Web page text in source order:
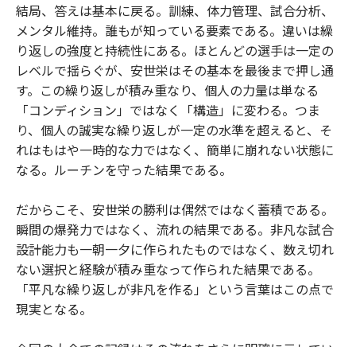
結局、答えは基本に戻る。訓練、体力管理、試合分析、
メンタル維持。誰もが知っている要素である。違いは繰
り返しの強度と持続性にある。ほとんどの選手は一定の
レベルで揺らぐが、安世栄はその基本を最後まで押し通
す。この繰り返しが積み重なり、個人の力量は単なる
「コンディション」ではなく「構造」に変わる。つま
り、個人の誠実な繰り返しが一定の水準を超えると、そ
れはもはや一時的な力ではなく、簡単に崩れない状態に
なる。ルーチンを守った結果である。
だからこそ、安世栄の勝利は偶然ではなく蓄積である。
瞬間の爆発力ではなく、流れの結果である。非凡な試合
設計能力も一朝一夕に作られたものではなく、数え切れ
ない選択と経験が積み重なって作られた結果である。
「平凡な繰り返しが非凡を作る」という言葉はこの点で
現実となる。